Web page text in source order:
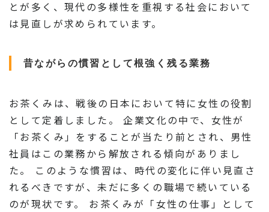
とが多く、現代の多様性を重視する社会において
は見直しが求められています。
昔ながらの慣習として根強く残る業務
お茶くみは、戦後の日本において特に女性の役割
として定着しました。 企業文化の中で、女性が
「お茶くみ」をすることが当たり前とされ、男性
社員はこの業務から解放される傾向がありまし
た。 このような慣習は、時代の変化に伴い見直さ
れるべきですが、未だに多くの職場で続いている
のが現状です。 お茶くみが「女性の仕事」として